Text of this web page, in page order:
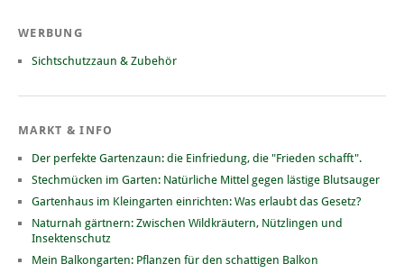
WERBUNG
Sichtschutzzaun & Zubehör
MARKT & INFO
Der perfekte Gartenzaun: die Einfriedung, die "Frieden schafft".
Stechmücken im Garten: Natürliche Mittel gegen lästige Blutsauger
Gartenhaus im Kleingarten einrichten: Was erlaubt das Gesetz?
Naturnah gärtnern: Zwischen Wildkräutern, Nützlingen und
Insektenschutz
Mein Balkongarten: Pflanzen für den schattigen Balkon